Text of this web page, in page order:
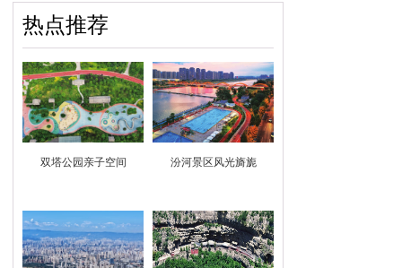
热点推荐
双塔公园亲子空间 汾河景区风光旖旎